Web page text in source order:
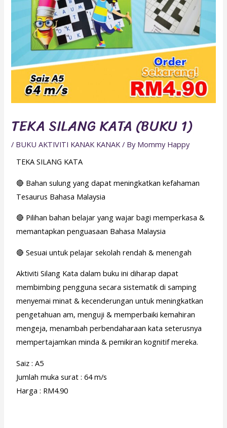
TEKA SILANG KATA (BUKU 1)
/ BUKU AKTIVITI KANAK KANAK / By Mommy Happy
TEKA SILANG KATA
🔴 Bahan sulung yang dapat meningkatkan kefahaman
Tesaurus Bahasa Malaysia
🔴 Pilihan bahan belajar yang wajar bagi memperkasa &
memantapkan penguasaan Bahasa Malaysia
🔴 Sesuai untuk pelajar sekolah rendah & menengah
Aktiviti Silang Kata dalam buku ini diharap dapat
membimbing pengguna secara sistematik di samping
menyemai minat & kecenderungan untuk meningkatkan
pengetahuan am, menguji & memperbaiki kemahiran
mengeja, menambah perbendaharaan kata seterusnya
mempertajamkan minda & pemikiran kognitif mereka.
Saiz : A5
Jumlah muka surat : 64 m/s
Harga : RM4.90